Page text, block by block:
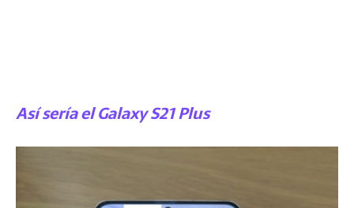
Así sería el Galaxy S21 Plus